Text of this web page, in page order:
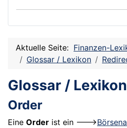
Aktuelle Seite: Finanzen-
Glossar / Lexikon
Glossar / Lexikon
Order
Eine Order ist ein --->